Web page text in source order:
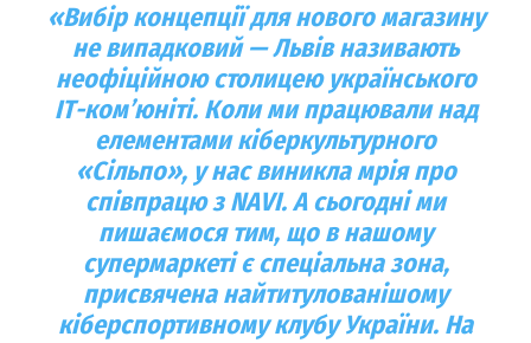
«Вибір концепції для нового магазину
не випадковий — Львів називають
неофіційною столицею українського
ІТ-комʼюніті. Коли ми працювали над
елементами кіберкультурного
«Сільпо», у нас виникла мрія про
співпрацю з NAVI. А сьогодні ми
пишаємося тим, що в нашому
супермаркеті є спеціальна зона,
присвячена найтитулованішому
кіберспортивному клубу України. На